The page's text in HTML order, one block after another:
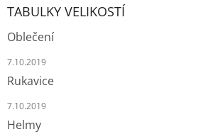
TABULKY VELIKOSTÍ
Oblečení
7.10.2019
Rukavice
7.10.2019
Helmy